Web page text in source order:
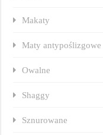
Makaty
Maty antypoślizgowe
Owalne
Shaggy
Sznurowane